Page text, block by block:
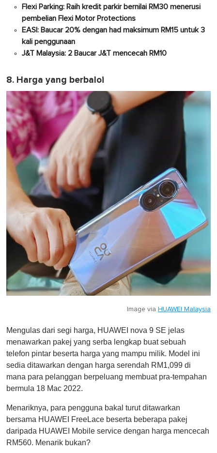
Flexi Parking: Raih kredit parkir bernilai RM30 menerusi
pembelian Flexi Motor Protections
EASI: Baucar 20% dengan had maksimum RM15 untuk 3
kali penggunaan
J&T Malaysia: 2 Baucar J&T mencecah RM10
8. Harga yang berbaloi
Image via HUAWEI Malaysia
Mengulas dari segi harga, HUAWEI nova 9 SE jelas
menawarkan pakej yang serba lengkap buat sebuah
telefon pintar beserta harga yang mampu milik. Model ini
sedia ditawarkan dengan harga serendah RM1,099 di
mana para pelanggan berpeluang membuat pra-tempahan
bermula 18 Mac 2022.
Menariknya, para pengguna bakal turut ditawarkan
bersama HUAWEI FreeLace beserta beberapa pakej
daripada HUAWEI Mobile service dengan harga mencecah
RM560. Menarik bukan?